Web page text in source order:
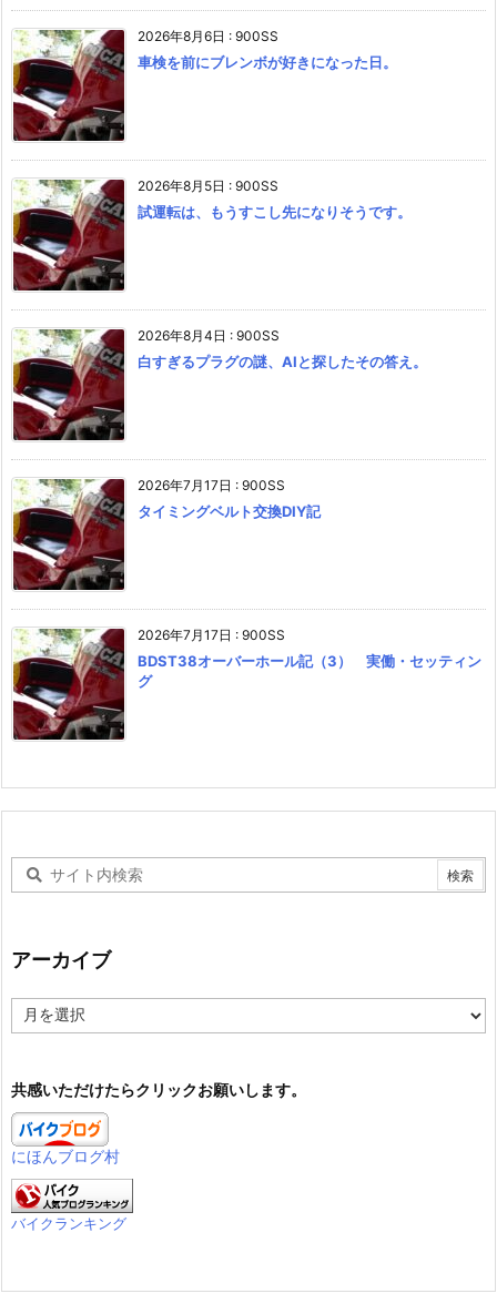
2026年8月6日 : 900SS
車検を前にブレンボが好きになった日。
2026年8月5日 : 900SS
試運転は、もうすこし先になりそうです。
2026年8月4日 : 900SS
白すぎるプラグの謎、AIと探したその答え。
2026年7月17日 : 900SS
タイミングベルト交換DIY記
2026年7月17日 : 900SS
BDST38オーバーホール記（3） 実働・セッティン
グ
アーカイブ
ー
ブ
共感いただけたらクリックお願いします。
にほんブログ村
バイクランキング